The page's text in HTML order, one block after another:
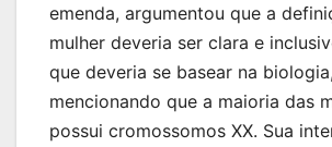
emenda, argumentou que a
mulher deveria ser clara e
que deveria se basear na biologia,
mencionando que a maioria das
possui cromossomos XX. Sua